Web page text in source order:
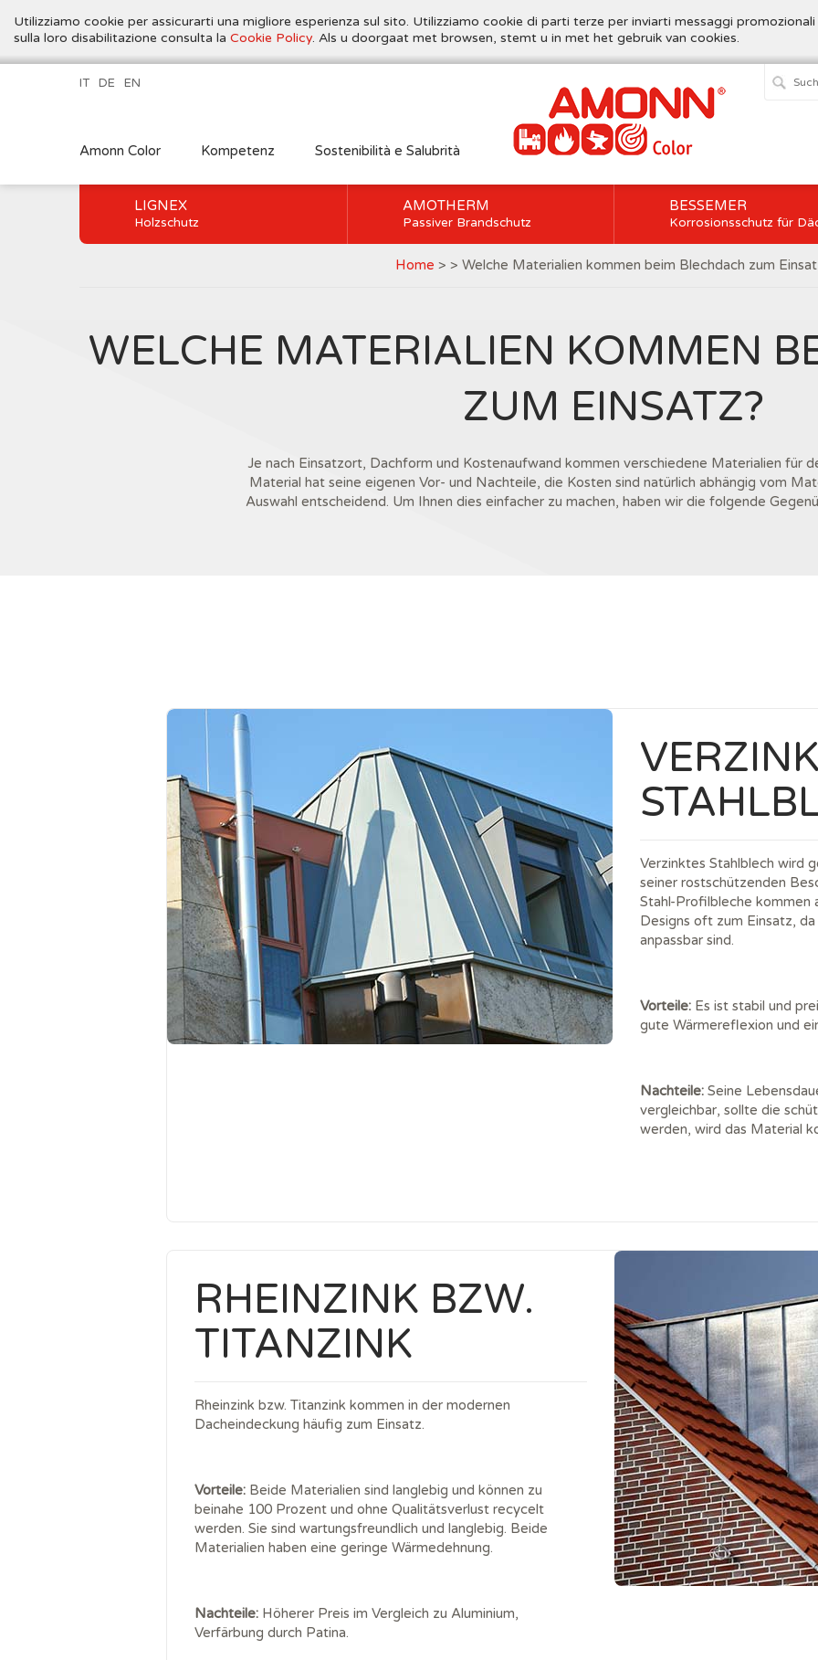
Utilizziamo cookie per assicurarti una migliore esperienza sul sito. Utilizziamo cookie di parti terze per inviarti messaggi
sulla loro disabilitazione consulta la Cookie Policy. Als u doorgaat met browsen, stemt u in met het gebruik van cookies.
Amonn Color Kompetenz Sostenibilità e Salubrità
IT DE EN
LIGNEX
Holzschutz
AMOTHERM
Passiver Brandschutz
BESSEMER
Korrosionsschutz für
Home > > Welche Materialien kommen beim Blechdach zum
WELCHE MATERIALIEN KOMMEN
ZUM EINSATZ?
Je nach Einsatzort, Dachform und Kostenaufwand kommen verschiedene Materialien für
Material hat seine eigenen Vor- und Nachteile, die Kosten sind natürlich abhängig vom
Auswahl entscheidend. Um Ihnen dies einfacher zu machen, haben wir die folgende
Verzinktes Stahlblech wird
seiner rostschützenden
Stahl-Profilbleche kommen
Designs oft zum Einsatz,
anpassbar sind.
Vorteile: Es ist stabil und
gute Wärmereflexion und
Nachteile: Seine
vergleichbar, sollte die
werden, wird das Material
RHEINZINK BZW.
TITANZINK
Rheinzink bzw. Titanzink kommen in der modernen
Dacheindeckung häufig zum Einsatz.
Vorteile: Beide Materialien sind langlebig und können zu
beinahe 100 Prozent und ohne Qualitätsverlust recycelt
werden. Sie sind wartungsfreundlich und langlebig. Beide
Materialien haben eine geringe Wärmedehnung.
Nachteile: Höherer Preis im Vergleich zu Aluminium,
Verfärbung durch Patina.